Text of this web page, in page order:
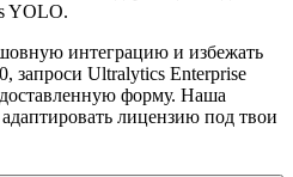
YOLO.
интеграцию и избежать
запроси Ultralytics Enterprise
форму. Наша
лицензию под твои